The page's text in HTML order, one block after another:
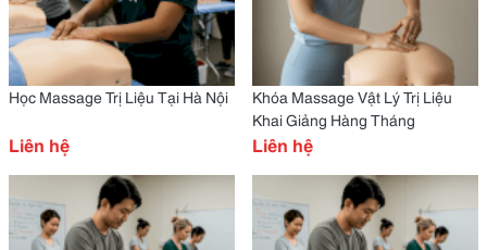
Học Massage Trị Liệu Tại Hà Nội
Liên hệ
Khóa Massage Vật Lý Trị Liệu
Khai Giảng Hàng Tháng
Liên hệ